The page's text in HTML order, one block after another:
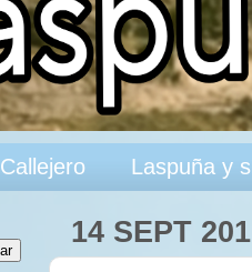
Callejero Laspuña y
14 SEPT